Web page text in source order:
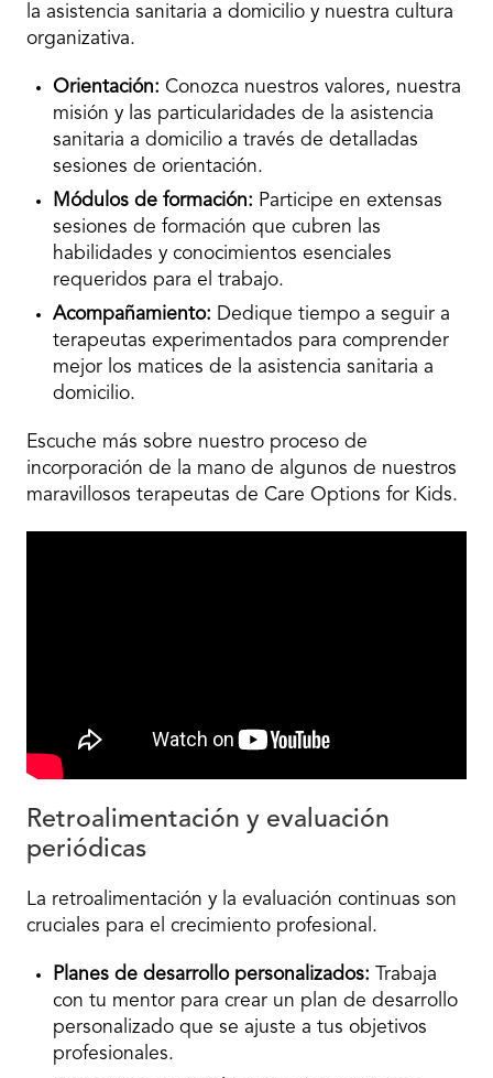
la asistencia sanitaria a domicilio y nuestra cultura
organizativa.
Orientación: Conozca nuestros valores, nuestra
misión y las particularidades de la asistencia
sanitaria a domicilio a través de detalladas
sesiones de orientación.
Módulos de formación: Participe en extensas
sesiones de formación que cubren las
habilidades y conocimientos esenciales
requeridos para el trabajo.
Acompañamiento: Dedique tiempo a seguir a
terapeutas experimentados para comprender
mejor los matices de la asistencia sanitaria a
domicilio.
Escuche más sobre nuestro proceso de
incorporación de la mano de algunos de nuestros
maravillosos terapeutas de Care Options for Kids.
Retroalimentación y evaluación
periódicas
La retroalimentación y la evaluación continuas son
cruciales para el crecimiento profesional.
Planes de desarrollo personalizados: Trabaja
con tu mentor para crear un plan de desarrollo
personalizado que se ajuste a tus objetivos
profesionales.